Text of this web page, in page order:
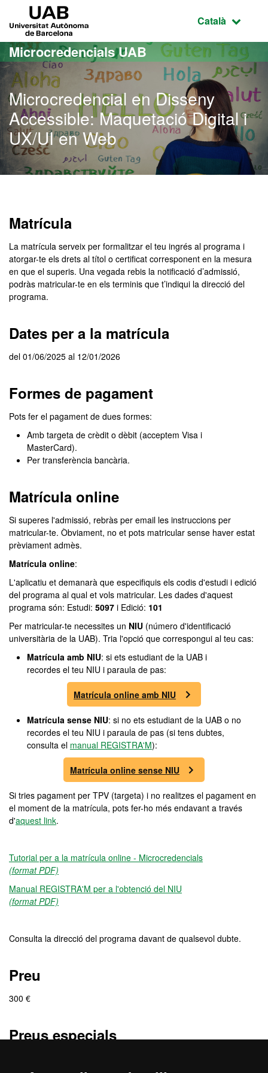
Ves al contingut principal
Ves a la navegació de la pàgina
Idioma
Català
Microcredencials UAB
Microcredencial en Disseny
Accessible: Maquetació Digital i
UX/UI en Web
Matrícula
La matrícula serveix per formalitzar el teu ingrés al programa i
atorgar-te els drets al títol o certificat corresponent en la mesura
en que el superis. Una vegada rebis la notificació d’admissió,
podràs matricular-te en els terminis que t’indiqui la direcció del
programa.
Dates per a la matrícula
del 01/06/2025 al 12/01/2026
Formes de pagament
Pots fer el pagament de dues formes:
Amb targeta de crèdit o dèbit (acceptem Visa i
MasterCard).
Per transferència bancària.
Matrícula online
Si superes l'admissió, rebràs per email les instruccions per
matricular-te. Òbviament, no et pots matricular sense haver estat
prèviament admès.
Matrícula online:
L'aplicatiu et demanarà que especifiquis els codis d'estudi i edició
del programa al qual et vols matricular. Les dades d'aquest
programa són: Estudi: 5097 i Edició: 101
Per matricular-te necessites un NIU (número d'identificació
universitària de la UAB). Tria l'opció que correspongui al teu cas:
Matrícula amb NIU: si ets estudiant de la UAB i
recordes el teu NIU i paraula de pas:
Matrícula online amb NIU
Matrícula sense NIU: si no ets estudiant de la UAB o no
recordes el teu NIU i paraula de pas (si tens dubtes,
consulta el manual REGISTRA'M):
Matrícula online sense NIU
Si tries pagament per TPV (targeta) i no realitzes el pagament en
el moment de la matrícula, pots fer-ho més endavant a través
d'aquest link.
Tutorial per a la matrícula online - Microcredencials
(format PDF)
Manual REGISTRA'M per a l'obtenció del NIU
(format PDF)
Consulta la direcció del programa davant de qualsevol dubte.
Preu
300 €
Preus especials
Col·lectiu d'aplicació: Import amb el descompte del Fons